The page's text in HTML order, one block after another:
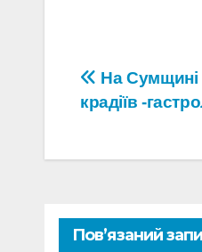
записів
На Сумщині
крадіїв -
Пов’язаний